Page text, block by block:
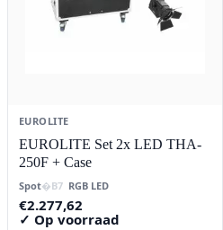
EUROLITE
EUROLITE Set 2x LED THA-
250F + Case
Spot RGB LED
€2.277,62
✓ Op voorraad